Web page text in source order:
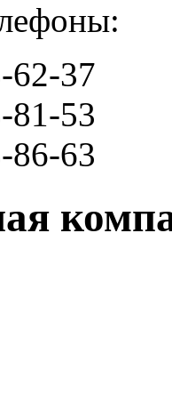
62-37
81-53
86-63